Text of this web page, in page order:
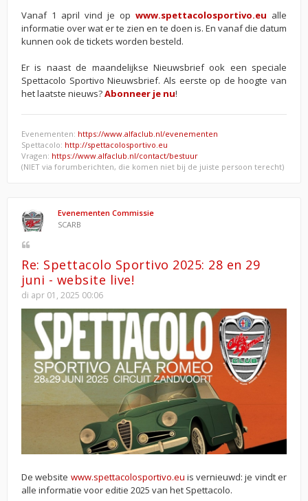
Vanaf 1 april vind je op www.spettacolosportivo.eu alle
informatie over wat er te zien en te doen is. En vanaf die datum
kunnen ook de tickets worden besteld.
Er is naast de maandelijkse Nieuwsbrief ook een speciale
Spettacolo Sportivo Nieuwsbrief. Als eerste op de hoogte van
het laatste nieuws?Abonneer je nu!
Evenementen: https://www.alfaclub.nl/evenementen
Spettacolo: http://spettacolosportivo.eu
Vragen: https://www.alfaclub.nl/contact/bestuur
(NIET via forumberichten, die komen niet bij de juiste persoon terecht)
Evenementen Commissie
SCARB
Re: Spettacolo Sportivo 2025: 28 en 29
juni - website live!
di apr 01, 2025 00:06
De website www.spettacolosportivo.eu is vernieuwd: je vindt er
alle informatie voor editie 2025 van het Spettacolo.